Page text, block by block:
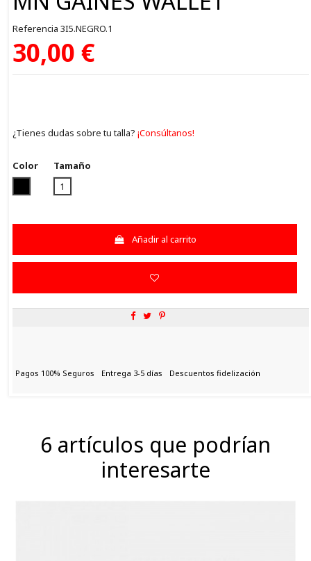
Referencia 3I5.NEGRO.1
30,00 €
¿Tienes dudas sobre tu talla? ¡Consúltanos!
Color
Tamaño
1
Añadir al carrito
Pagos 100% Seguros Entrega 3-5 días Descuentos fidelización
6 artículos que podrían
interesarte